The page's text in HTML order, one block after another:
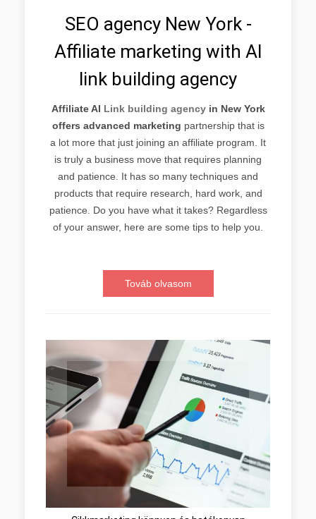
SEO agency New York -
Affiliate marketing with AI
link building agency
Affiliate AI Link building agencyin New York
offers advanced marketing partnership that is
a lot more that just joining an affiliate program. It
is truly a business move that requires planning
and patience. It has so many techniques and
products that require research, hard work, and
patience. Do you have what it takes? Regardless
of your answer, here are some tips to help you.
Továb olvasom